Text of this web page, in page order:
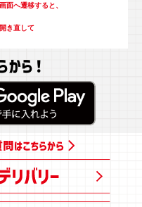
面へ遷移すると、
き直して
から！